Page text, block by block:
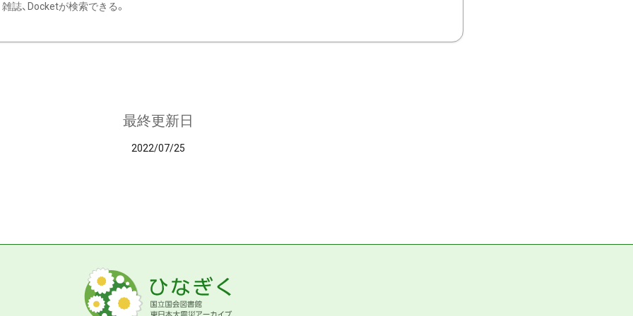
雑誌、Docketが検索できる。
最終更新日
2022/07/25